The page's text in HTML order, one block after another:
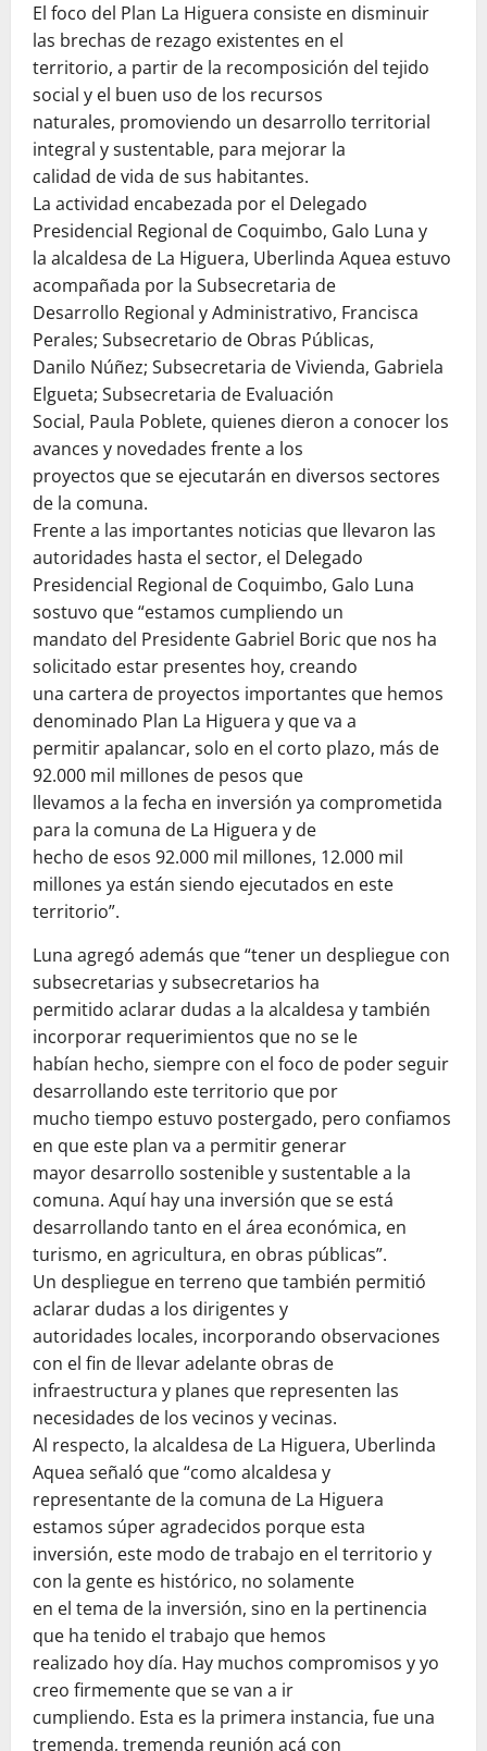
El foco del Plan La Higuera consiste en disminuir
las brechas de rezago existentes en el
territorio, a partir de la recomposición del tejido
social y el buen uso de los recursos
naturales, promoviendo un desarrollo territorial
integral y sustentable, para mejorar la
calidad de vida de sus habitantes.
La actividad encabezada por el Delegado
Presidencial Regional de Coquimbo, Galo Luna y
la alcaldesa de La Higuera, Uberlinda Aquea estuvo
acompañada por la Subsecretaria de
Desarrollo Regional y Administrativo, Francisca
Perales; Subsecretario de Obras Públicas,
Danilo Núñez; Subsecretaria de Vivienda, Gabriela
Elgueta; Subsecretaria de Evaluación
Social, Paula Poblete, quienes dieron a conocer los
avances y novedades frente a los
proyectos que se ejecutarán en diversos sectores
de la comuna.
Frente a las importantes noticias que llevaron las
autoridades hasta el sector, el Delegado
Presidencial Regional de Coquimbo, Galo Luna
sostuvo que “estamos cumpliendo un
mandato del Presidente Gabriel Boric que nos ha
solicitado estar presentes hoy, creando
una cartera de proyectos importantes que hemos
denominado Plan La Higuera y que va a
permitir apalancar, solo en el corto plazo, más de
92.000 mil millones de pesos que
llevamos a la fecha en inversión ya comprometida
para la comuna de La Higuera y de
hecho de esos 92.000 mil millones, 12.000 mil
millones ya están siendo ejecutados en este
territorio”.
Luna agregó además que “tener un despliegue con
subsecretarias y subsecretarios ha
permitido aclarar dudas a la alcaldesa y también
incorporar requerimientos que no se le
habían hecho, siempre con el foco de poder seguir
desarrollando este territorio que por
mucho tiempo estuvo postergado, pero confiamos
en que este plan va a permitir generar
mayor desarrollo sostenible y sustentable a la
comuna. Aquí hay una inversión que se está
desarrollando tanto en el área económica, en
turismo, en agricultura, en obras públicas”.
Un despliegue en terreno que también permitió
aclarar dudas a los dirigentes y
autoridades locales, incorporando observaciones
con el fin de llevar adelante obras de
infraestructura y planes que representen las
necesidades de los vecinos y vecinas.
Al respecto, la alcaldesa de La Higuera, Uberlinda
Aquea señaló que “como alcaldesa y
representante de la comuna de La Higuera
estamos súper agradecidos porque esta
inversión, este modo de trabajo en el territorio y
con la gente es histórico, no solamente
en el tema de la inversión, sino en la pertinencia
que ha tenido el trabajo que hemos
realizado hoy día. Hay muchos compromisos y yo
creo firmemente que se van a ir
cumpliendo. Esta es la primera instancia, fue una
tremenda, tremenda reunión acá con